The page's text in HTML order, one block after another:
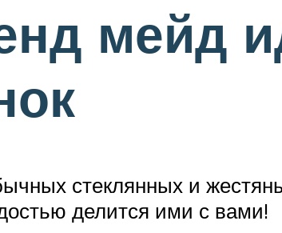
мейд
стеклянных и
делится ими с вами!